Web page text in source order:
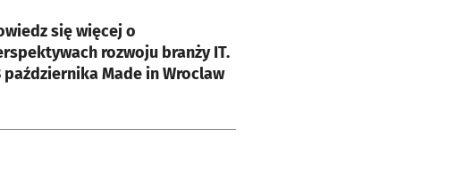
się więcej o
rozwoju branży IT.
października Made in Wroclaw
karcie